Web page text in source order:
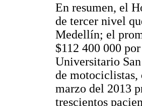
En resumen, el
de tercer nivel
Medellín; el
$112 400 000
Universitario
de motociclistas,
marzo del 2013
trescientos